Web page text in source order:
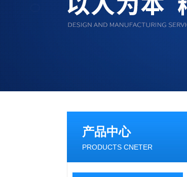
产品中心
PRODUCTS CNETER